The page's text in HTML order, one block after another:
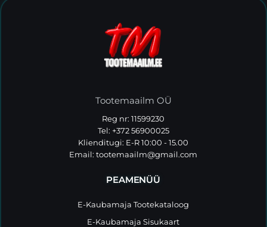
Tootemaailm OÜ
Reg nr: 11599230
Tel: +372 56900025
Klienditugi: E-R 10:00 - 15.00
Email:tootemaailm@gmail.com
PEAMENÜÜ
E-Kaubamaja Tootekataloog
E-Kaubamaja Sisukaart